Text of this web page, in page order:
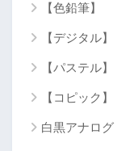
【色鉛筆】
【デジタル】
【パステル】
【コピック】
白黒アナログ